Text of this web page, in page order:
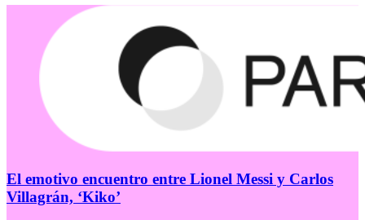
El emotivo encuentro entre Lionel Messi y Carlos
Villagrán, ‘Kiko’